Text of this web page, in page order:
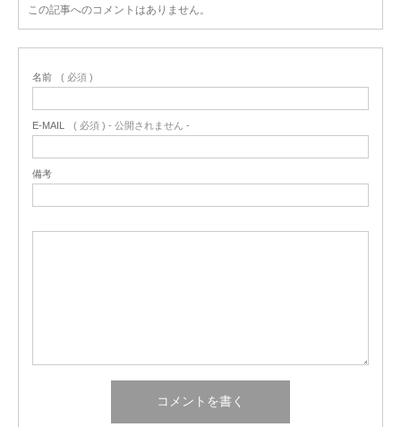
この記事へのコメントはありません。
名前 ( 必須 )
E-MAIL ( 必須 ) - 公開されません -
備考